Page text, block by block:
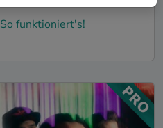
So funktioniert's!